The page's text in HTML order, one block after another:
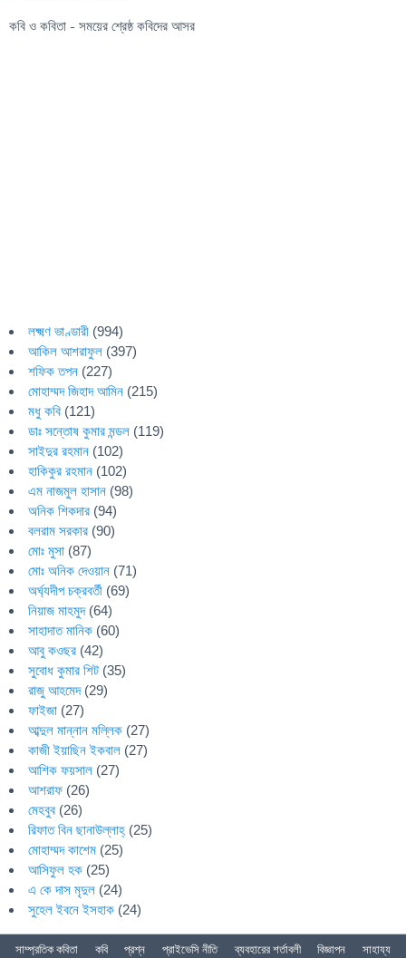
কবি ও কবিতা - সময়ের শ্রেষ্ঠ কবিদের আসর
লক্ষ্মণ ভাণ্ডারী (994)
আকিল আশরাফুল (397)
শফিক তপন (227)
মোহাম্মদ জিহাদ আমিন (215)
মধু কবি (121)
ডাঃ সন্তোষ কুমার মন্ডল (119)
সাইদুর রহমান (102)
হাকিকুর রহমান (102)
এম নাজমুল হাসান (98)
অনিক শিকদার (94)
বলরাম সরকার (90)
মোঃ মুসা (87)
মোঃ অনিক দেওয়ান (71)
অর্ঘ্যদীপ চক্রবর্তী (69)
নিয়াজ মাহমুদ(64)
সাহাদাত মানিক (60)
আবু কওছর (42)
সুবোধ কুমার শিট (35)
রাজু আহমেদ(29)
ফাইজা (27)
আব্দুল মান্নান মল্লিক (27)
কাজী ইয়াছিন ইকবাল (27)
আশিক ফয়সাল (27)
আশরাফ (26)
মেহবুব (26)
রিফাত বিন ছানাউল্লাহ্ (25)
মোহাম্মদ কাশেম (25)
আসিফুল হক (25)
এ কে দাস মৃদুল (24)
সুহেল ইবনে ইসহাক (24)
সাম্প্রতিক কবিতা কবি প্রশ্ন প্রাইভেসি নীতি ব্যবহারের শর্তাবলী বিজ্ঞাপন সাহায্য